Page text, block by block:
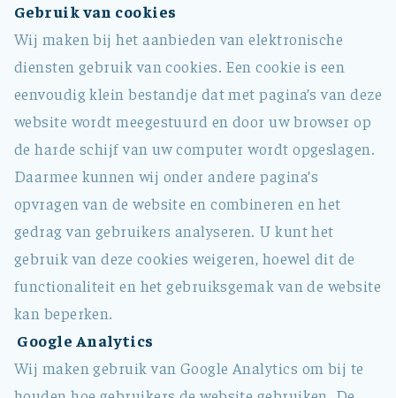
Gebruik van cookies
Wij maken bij het aanbieden van elektronische
diensten gebruik van cookies. Een cookie is een
eenvoudig klein bestandje dat met pagina’s van deze
website wordt meegestuurd en door uw browser op
de harde schijf van uw computer wordt opgeslagen.
Daarmee kunnen wij onder andere pagina’s
opvragen van de website en combineren en het
gedrag van gebruikers analyseren. U kunt het
gebruik van deze cookies weigeren, hoewel dit de
functionaliteit en het gebruiksgemak van de website
kan beperken.
Google Analytics
Wij maken gebruik van Google Analytics om bij te